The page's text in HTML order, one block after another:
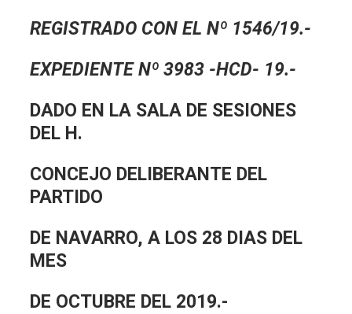
REGISTRADO CON EL Nº 1546/19.-
EXPEDIENTE Nº 3983 -HCD- 19.-
DADO EN LA SALA DE SESIONES
DEL H.
CONCEJO DELIBERANTE DEL
PARTIDO
DE NAVARRO, A LOS 28 DIAS DEL
MES
DE OCTUBRE DEL 2019.-